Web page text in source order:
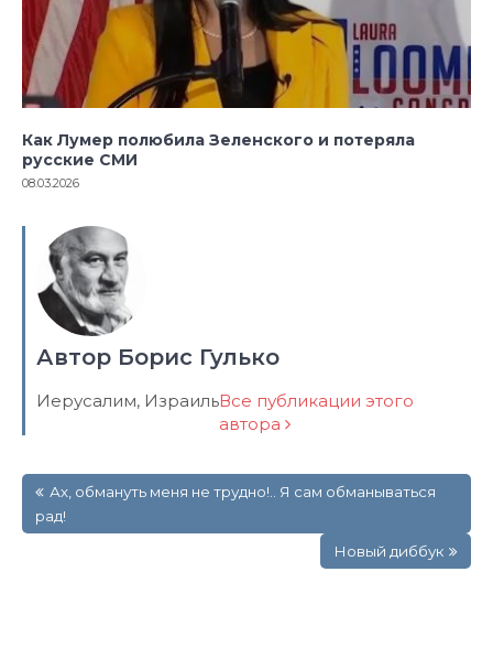
Как Лумер полюбила Зеленского и потеряла
русские СМИ
08.03.2026
Автор Борис Гулько
Иерусалим, ИзраильВсе публикации этого
автора
по
записям
Ах, обмануть меня не трудно!.. Я сам обманываться
рад!
Новый диббук